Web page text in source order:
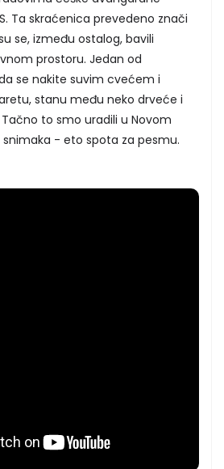
Ta skraćenica prevedeno znači
se, između ostalog, bavili
prostoru. Jedan od
se nakite suvim cvećem i
stanu među neko drveće i
to smo uradili u Novom
snimaka - eto spota za pesmu.